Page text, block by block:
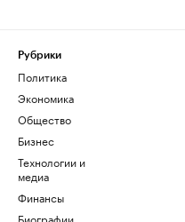
Рубрики
Политика
Экономика
Общество
Бизнес
Технологии и
медиа
Финансы
Биографии